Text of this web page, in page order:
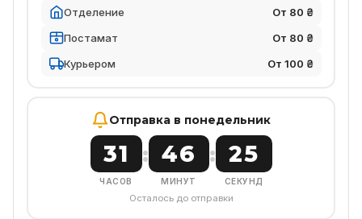
Отделение
От 80 ₴
Постамат
От 80 ₴
Курьером
От 100 ₴
Отправка в понедельник
31
ЧАСОВ
: 46
МИНУТ
: 24
СЕКУНД
Осталось до отправки